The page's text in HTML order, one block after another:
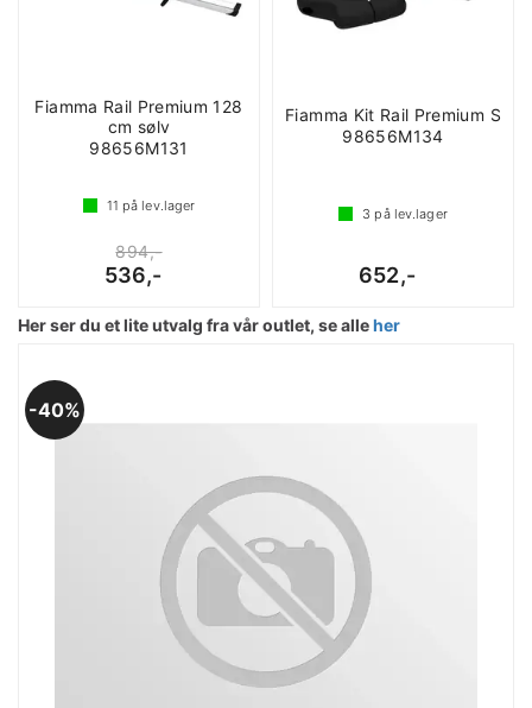
Fiamma Rail Premium 128
cm sølv
98656M131
11 på lev.lager
894,-
536,-
Fiamma Kit Rail Premium S
98656M134
3 på lev.lager
652,-
Her ser du et lite utvalg fra vår outlet, se alleher
40%